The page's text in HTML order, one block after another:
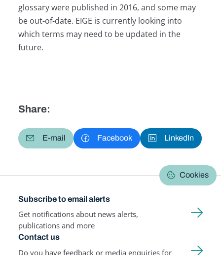
glossary were published in 2016, and some may
be out-of-date. EIGE is currently looking into
which terms may need to be updated in the
future.
Share:
E-mail Facebook LinkedIn
Cookies
Subscribe to email alerts
Get notifications about news alerts,
publications and more
Contact us
Do you have feedback or media enquiries for